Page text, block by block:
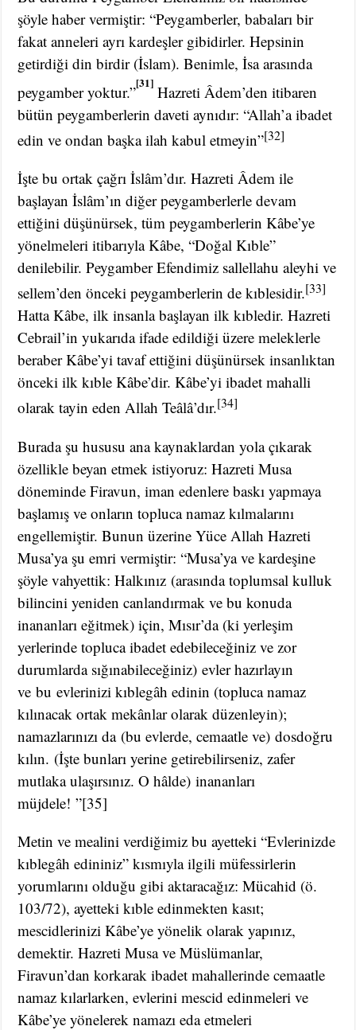
şöyle haber vermiştir: “Peygamberler, babaları bir
fakat anneleri ayrı kardeşler gibidirler. Hepsinin
getirdiği din birdir (İslam). Benimle, İsa arasında
peygamber yoktur.”[31] Hazreti Âdem’den itibaren
bütün peygamberlerin daveti aynıdır: “Allah’a ibadet
edin ve ondan başka ilah kabul etmeyin”[32]
İşte bu ortak çağrı İslâm’dır. Hazreti Âdem ile
başlayan İslâm’ın diğer peygamberlerle devam
ettiğini düşünürsek, tüm peygamberlerin Kâbe’ye
yönelmeleri itibarıyla Kâbe, “Doğal Kıble”
denilebilir. Peygamber Efendimiz sallellahu aleyhi ve
sellem’den önceki peygamberlerin de kıblesidir.[33]
Hatta Kâbe, ilk insanla başlayan ilk kıbledir. Hazreti
Cebrail’in yukarıda ifade edildiği üzere meleklerle
beraber Kâbe’yi tavaf ettiğini düşünürsek insanlıktan
önceki ilk kıble Kâbe’dir. Kâbe’yi ibadet mahalli
olarak tayin eden Allah Teâlâ’dır.[34]
Burada şu hususu ana kaynaklardan yola çıkarak
özellikle beyan etmek istiyoruz: Hazreti Musa
döneminde Firavun, iman edenlere baskı yapmaya
başlamış ve onların topluca namaz kılmalarını
engellemiştir. Bunun üzerine Yüce Allah Hazreti
Musa’ya şu emri vermiştir: “Musa’ya ve kardeşine
şöyle vahyettik: Halkınız (arasında toplumsal kulluk
bilincini yeniden canlandırmak ve bu konuda
inananları eğitmek) için, Mısır’da (ki yerleşim
yerlerinde topluca ibadet edebileceğiniz ve zor
durumlarda sığınabileceğiniz) evler hazırlayın
ve bu evlerinizi kıblegâh edinin (topluca namaz
kılınacak ortak mekânlar olarak düzenleyin);
namazlarınızı da (bu evlerde, cemaatle ve) dosdoğru
kılın. (İşte bunları yerine getirebilirseniz, zafer
mutlaka ulaşırsınız. O hâlde) inananları
müjdele! ”[35]
Metin ve mealini verdiğimiz bu ayetteki “Evlerinizde
kıblegâh edininiz” kısmıyla ilgili müfessirlerin
yorumlarını olduğu gibi aktaracağız: Mücahid (ö.
103/72), ayetteki kıble edinmekten kasıt;
mescidlerinizi Kâbe’ye yönelik olarak yapınız,
demektir. Hazreti Musa ve Müslümanlar,
Firavun’dan korkarak ibadet mahallerinde cemaatle
namaz kılarlarken, evlerini mescid edinmeleri ve
Kâbe’ye yönelerek namazı eda etmeleri